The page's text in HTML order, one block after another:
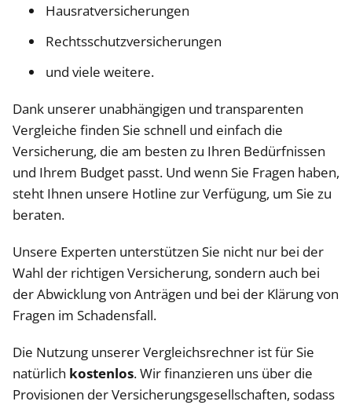
Hausratversicherungen
Rechtsschutzversicherungen
und viele weitere.
Dank unserer unabhängigen und transparenten
Vergleiche finden Sie schnell und einfach die
Versicherung, die am besten zu Ihren Bedürfnissen
und Ihrem Budget passt. Und wenn Sie Fragen haben,
steht Ihnen unsere Hotline zur Verfügung, um Sie zu
beraten.
Unsere Experten unterstützen Sie nicht nur bei der
Wahl der richtigen Versicherung, sondern auch bei
der Abwicklung von Anträgen und bei der Klärung von
Fragen im Schadensfall.
Die Nutzung unserer Vergleichsrechner ist für Sie
natürlich kostenlos. Wir finanzieren uns über die
Provisionen der Versicherungsgesellschaften, sodass